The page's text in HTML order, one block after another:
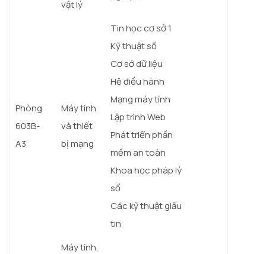
vật lý
Phòng
603B-
A3
Máy tính
và thiết
bị mạng
Tin học cơ sở 1
Kỹ thuật số
Cơ sở dữ liệu
Hệ điều hành
Mạng máy tính
Lập trình Web
Phát triển phần
mềm an toàn
Khoa học pháp lý
số
Các kỹ thuật giấu
tin
Máy tính,